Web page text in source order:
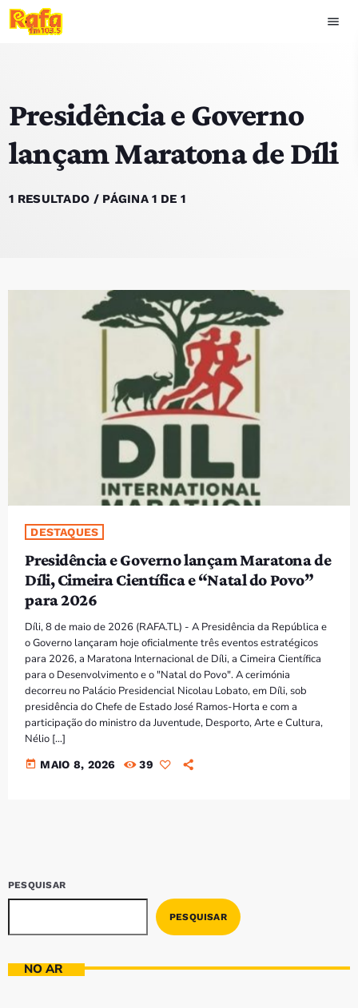
menu
play_arrow OUVIR RAFA
HOME
CONTACTOS
PORTUGUÊS
TÉTUM
PORTUGUÊS
PRÓXIMOS PROGRAMAS
Presidência e Governo
lançam Maratona de Díli
1 RESULTADO / PÁGINA 1 DE 1
DESTAQUES
Presidência e Governo lançam Maratona de
Díli, Cimeira Científica e “Natal do Povo”
para 2026
Díli, 8 de maio de 2026 (RAFA.TL) - A Presidência da República e
o Governo lançaram hoje oficialmente três eventos estratégicos
para 2026, a Maratona Internacional de Díli, a Cimeira Científica
para o Desenvolvimento e o "Natal do Povo". A cerimónia
decorreu no Palácio Presidencial Nicolau Lobato, em Díli, sob
presidência do Chefe de Estado José Ramos-Horta e com a
participação do ministro da Juventude, Desporto, Arte e Cultura,
Nélio […]
today MAIO 8, 2026 39
PESQUISAR
PESQUISAR
NO AR